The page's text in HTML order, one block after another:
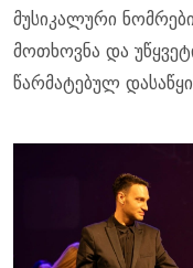
მუსიკალური
მოთხოვნა და
წარმატებულ